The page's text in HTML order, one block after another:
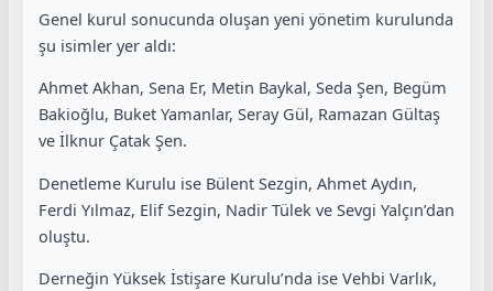
Genel kurul sonucunda oluşan yeni yönetim kurulunda
şu isimler yer aldı:
Ahmet Akhan, Sena Er, Metin Baykal, Seda Şen, Begüm
Bakioğlu, Buket Yamanlar, Seray Gül, Ramazan Gültaş
ve İlknur Çatak Şen.
Denetleme Kurulu ise Bülent Sezgin, Ahmet Aydın,
Ferdi Yılmaz, Elif Sezgin, Nadir Tülek ve Sevgi Yalçın’dan
oluştu.
Derneğin Yüksek İstişare Kurulu’nda ise Vehbi Varlık,